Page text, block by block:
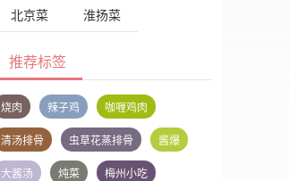
北京菜 淮扬菜
推荐标签
烧肉 辣子鸡 咖喱鸡肉
清汤排骨 虫草花蒸排骨 酱爆
大酱汤 炖菜 梅州小吃